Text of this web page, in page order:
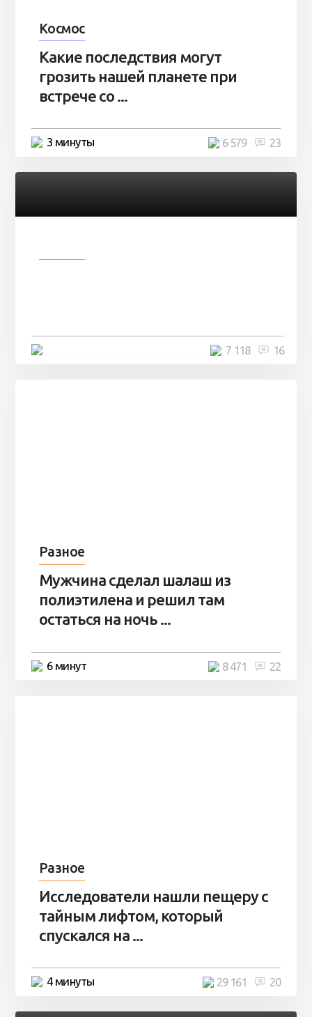
Космос
Какие последствия могут
грозить нашей планете при
встрече со ...
3 минуты 23
6 579
16
7 118
Разное
Мужчина сделал шалаш из
полиэтилена и решил там
остаться на ночь ...
6 минут 22
8 471
Разное
Исследователи нашли пещеру с
тайным лифтом, который
спускался на ...
4 минуты 20
29 161